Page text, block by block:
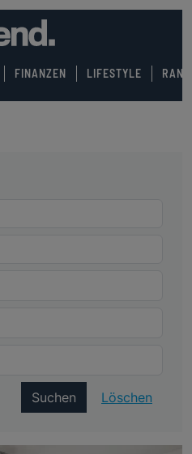
FINANZEN LIFESTYLE
Suchen Löschen